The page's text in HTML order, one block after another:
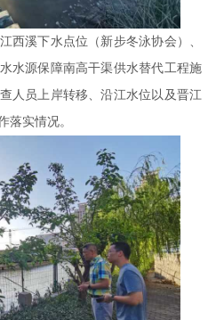
溪下水点位（新步冬泳协会）、
水源保障南高干渠供水替代工程施
人员上岸转移、沿江水位以及晋江
落实情况。